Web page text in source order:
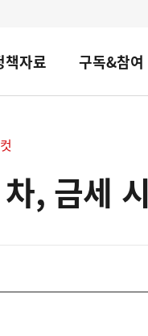
책자료 구독&참여
, 금세